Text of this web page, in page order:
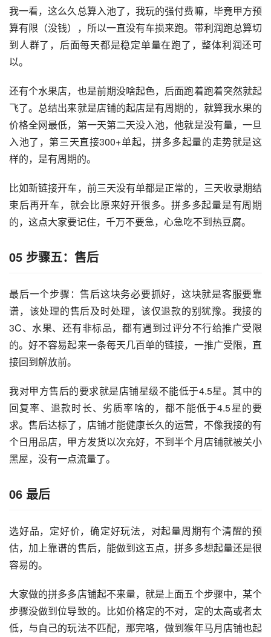
我一看，这么久总算入池了，我玩的强付费嘛，毕竟甲方预
算有限（没钱），所以一直没有车损来跑。带利润跑总算切
到人群了，后面每天都是稳定单量在跑了，整体利润还可
以。
还有个水果店，也是前期没啥起色，后面跑着跑着突然就起
飞了。总结出来就是店铺的起店是有周期的，就算我水果的
价格全网最低，第一天第二天没入池，他就是没有量，一旦
入池了，第三天直接300+单起， 拼多多起量的走势就是这
样的，是有周期的。
比如新链接开车，前三天没有单都是正常的，三天收录期结
束后再开车，就会比原来好开很多。拼多多起量是有周期
的，这点大家要记住，千万不要急，心急吃不到热豆腐。
05 步骤五：售后
最后一个步骤：售后这块务必要抓好，这块就是客服要靠
谱，该处理的售后及时处理，该仅退款的别犹豫。我接的
3C、水果、还有非标品，都有遇到过评分不行给推广受限
的。好不容易起来一条每天几百单的链接，一推广受限，直
接回到解放前。
我对甲方售后的要求就是店铺星级不能低于4.5星。其中的
回复率、退款时长、劣质率啥的，都不能低于4.5星的要
求。售后达标了，店铺才能健康长久的运营，不像我接的有
个日用品店，甲方发货以次充好，不到半个月店铺就被关小
黑屋，没有一点流量了。
06 最后
选好品，定好价，确定好玩法，对起量周期有个清醒的预
估，加上靠谱的售后，能做到这五点，拼多多想起量还是很
容易的。
大家做的拼多多店铺起不来量，就是上面五个步骤中，某个
步骤没做到位导致的。比如价格定的不对，定的太高或者太
低，与自己的玩法不匹配，那完咯，做到猴年马月店铺也起